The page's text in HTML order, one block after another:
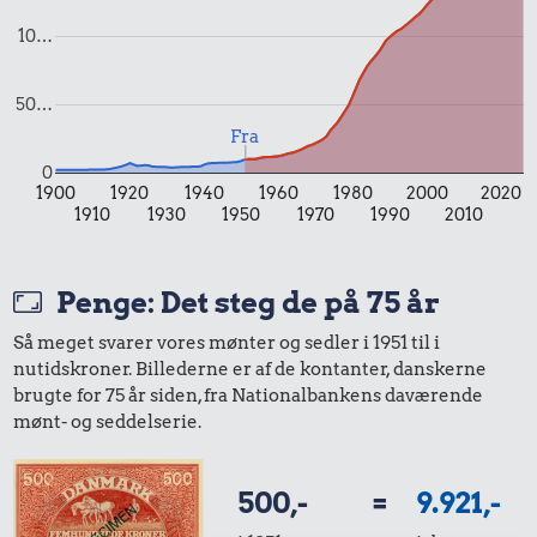
0,77 kr.
Sodavand
16 kr.
Bukser
6 æg
1900
1910
1920
1930
1940
1950
1960
1970
1980
1990
2000
2010
2020
0
50…
10…
Fra
Penge: Det steg de på 75 år
Så meget svarer vores mønter og sedler i 1951 til i
nutidskroner. Billederne er af de kontanter, danskerne
brugte for 75 år siden, fra Nationalbankens daværende
mønt- og seddelserie.
500,- = 9.921,-